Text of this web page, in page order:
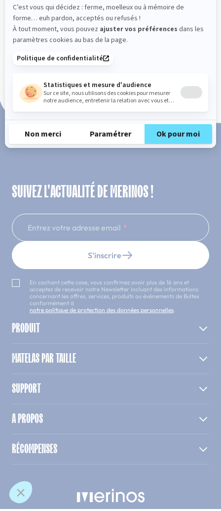
Fabrication Française
101 nuits d'essai*
SUIVEZ L'ACTUALITÉ DE MERINOS !
Entrez votre adresse email
S'inscrire
En cochant cette case, vous confirmez avoir plus de 16 ans et
acceptez de recevoir notre Newsletter incluant des informations
concernant les offres, services, produits ou évènements de Bultex
conformément à
notre politique de protection des données personnelles.
PRODUIT
MATELAS PAR TAILLE
SUPPORT
A PROPOS
RÉCOMPENSES